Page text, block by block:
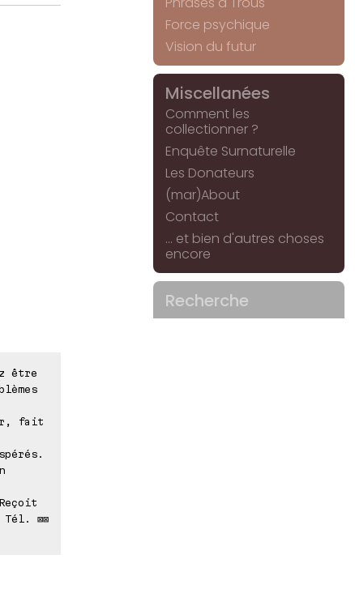
être
fait
Tél. ⊠⊠
Force psychique
Vision du futur
Miscellanées
Comment les
collectionner ?
Enquête Surnaturelle
Les Donateurs
(mar)About
Contact
... et bien d'autres choses
encore
Recherche